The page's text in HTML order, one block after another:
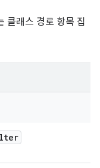
클래스 경로 항목 집